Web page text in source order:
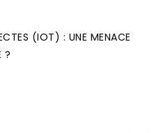
(IOT) : UNE MENACE
?